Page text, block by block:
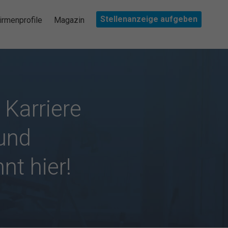
Magazin Stellenanzeige aufgeben
hier!